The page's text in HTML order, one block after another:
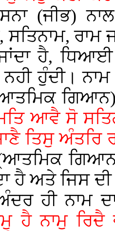
(ਜੀਭ)
ਸਤਿਨਾਮ, ਰਾਮ
ਹੈ,
ਨਹੀ ਹੁੰਦੀ।
ਆਵੈ ਸੋ
ਤਿਸੁ ਅੰਤਰਿ
ਹੈ ਅਤੇ ਜਿਸ
ਹੀ ਨਾਮ
ਹੈ ਨਾਮੁ